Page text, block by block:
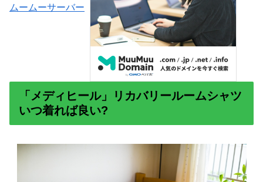
ムームーサーバー
「メディヒール」リカバリールームシャツ
いつ着れば良い?